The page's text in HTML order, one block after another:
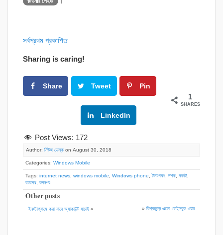
সর্বপ্রথম প্রকাশিত
Sharing is caring!
Share Tweet Pin
LinkedIn
1
SHARES
Post Views: 172
Author: নিউজ ডেস্ক on August 30, 2018
Categories: Windows Mobile
Tags: internet news, windows mobile, Windows phone,টলযগযগ,দশক, নববই,
বযবসথ, বলদশর
Other posts
ইনস্টাগ্রামে করা যাবে অ্যাকাউন্ট যাচাই « » বিশ্বজুড়ে এলো ফেইসবুক ওয়াচ